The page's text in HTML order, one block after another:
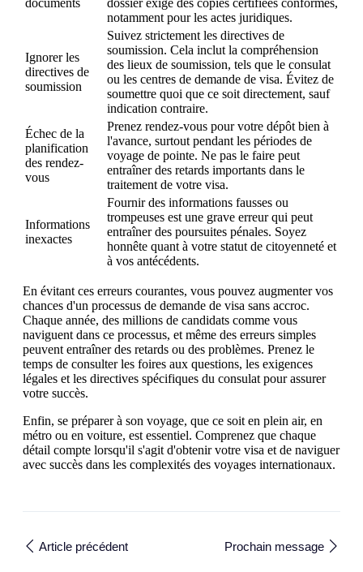
documents
dossier exige des copies certifiées conformes,
notamment pour les actes juridiques.
Ignorer les
directives de
soumission
Suivez strictement les directives de
soumission. Cela inclut la compréhension
des lieux de soumission, tels que le consulat
ou les centres de demande de visa. Évitez de
soumettre quoi que ce soit directement, sauf
indication contraire.
Échec de la
planification
des rendez-
vous
Prenez rendez-vous pour votre dépôt bien à
l'avance, surtout pendant les périodes de
voyage de pointe. Ne pas le faire peut
entraîner des retards importants dans le
traitement de votre visa.
Informations
inexactes
Fournir des informations fausses ou
trompeuses est une grave erreur qui peut
entraîner des poursuites pénales. Soyez
honnête quant à votre statut de citoyenneté et
à vos antécédents.
En évitant ces erreurs courantes, vous pouvez augmenter vos
chances d'un processus de demande de visa sans accroc.
Chaque année, des millions de candidats comme vous
naviguent dans ce processus, et même des erreurs simples
peuvent entraîner des retards ou des problèmes. Prenez le
temps de consulter les foires aux questions, les exigences
légales et les directives spécifiques du consulat pour assurer
votre succès.
Enfin, se préparer à son voyage, que ce soit en plein air, en
métro ou en voiture, est essentiel. Comprenez que chaque
détail compte lorsqu'il s'agit d'obtenir votre visa et de naviguer
avec succès dans les complexités des voyages internationaux.
Article précédent Prochain message